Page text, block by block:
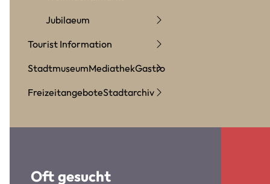
Jubilaeum
Tourist Information
StadtmuseumMediathekGastro
FreizeitangeboteStadtarchiv
Oft gesucht